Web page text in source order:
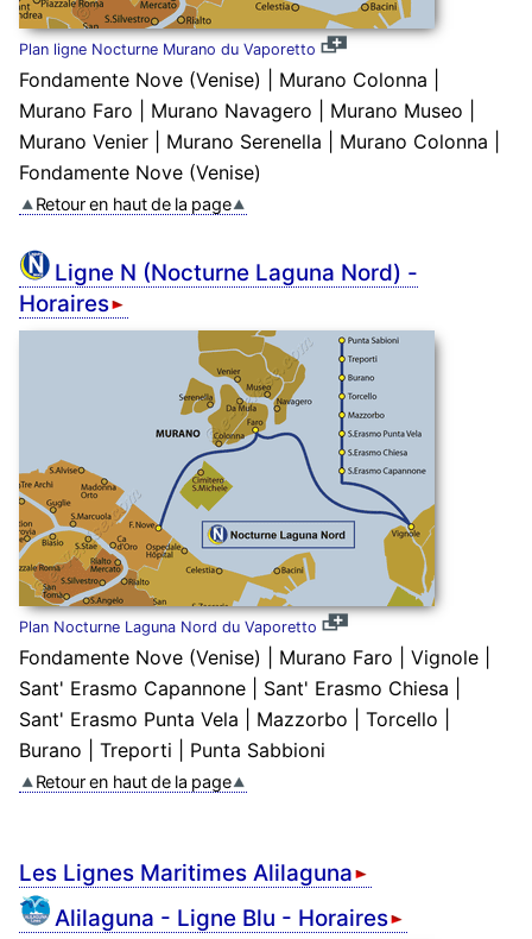
Plan ligne Nocturne Murano du Vaporetto
Fondamente Nove (Venise) | Murano Colonna |
Murano Faro | Murano Navagero | Murano Museo |
Murano Venier | Murano Serenella | Murano Colonna |
Fondamente Nove (Venise)
Retour en haut de la page
Ligne N (Nocturne Laguna Nord) -
Horaires
Plan Nocturne Laguna Nord du Vaporetto
Fondamente Nove (Venise) | Murano Faro | Vignole |
Sant' Erasmo Capannone | Sant' Erasmo Chiesa |
Sant' Erasmo Punta Vela | Mazzorbo | Torcello |
Burano | Treporti | Punta Sabbioni
Retour en haut de la page
Les Lignes Maritimes Alilaguna
Alilaguna - Ligne Blu - Horaires